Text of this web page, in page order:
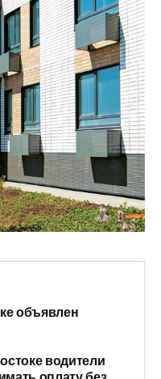
объявлен
водители